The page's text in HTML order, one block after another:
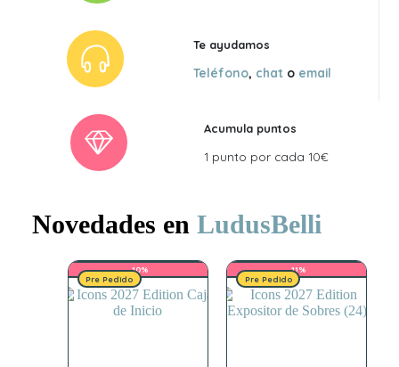
Te ayudamos
Teléfono, chat o email
Acumula puntos
1 punto por cada 10€
Novedades en LudusBelli
Pre Pedido
-10%
Pre Pedido
-11%